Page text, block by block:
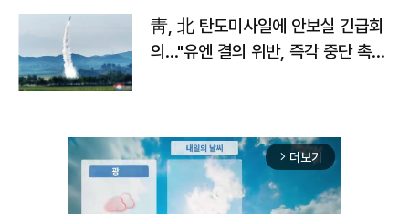
靑, 北 탄도미사일에 안보실 긴급회
의…"유엔 결의 위반, 즉각 중단 촉
arrow_forward_ios 더보기